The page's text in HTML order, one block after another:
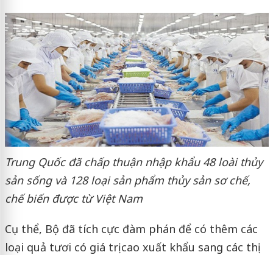
Trung Quốc đã chấp thuận nhập khẩu 48 loài thủy
sản sống và 128 loại sản phẩm thủy sản sơ chế,
chế biến được từ Việt Nam
Cụ thể, Bộ đã tích cực đàm phán để có thêm các
loại quả tươi có giá trị cao xuất khẩu sang các thị